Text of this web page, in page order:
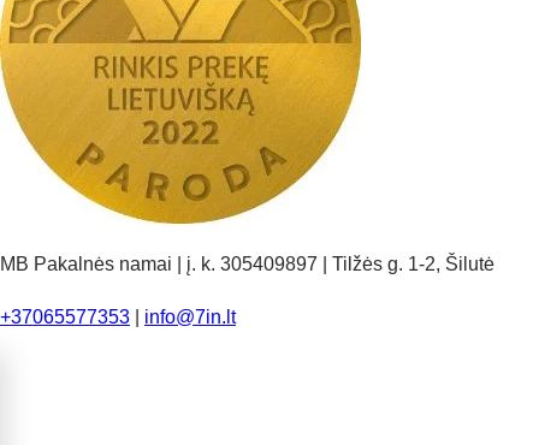
MB Pakalnės namai | į. k. 305409897 | Tilžės g. 1-2, Šilutė
+37065577353 info@7in.lt